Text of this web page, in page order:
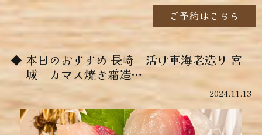
ご予約はこちら
本日のおすすめ ︎長崎 活け車海老造り ︎宮
城 カマス焼き霜造…
2024.11.13